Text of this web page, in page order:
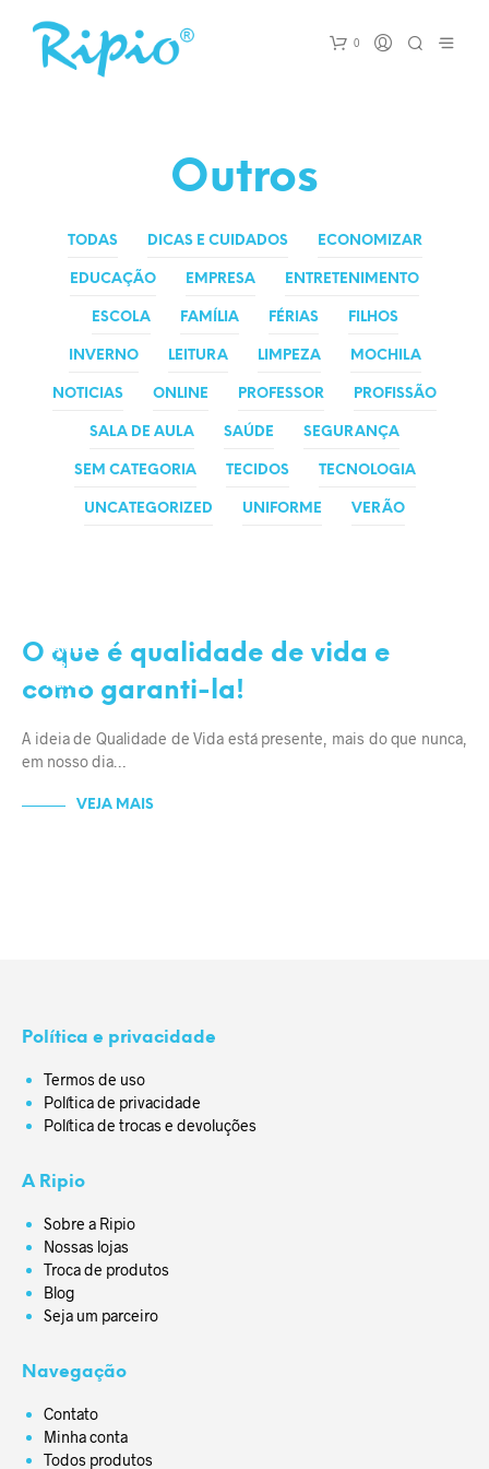
0
Outros
TODAS DICAS E CUIDADOS ECONOMIZAR
EDUCAÇÃO EMPRESA ENTRETENIMENTO
ESCOLA FAMÍLIA FÉRIAS FILHOS
INVERNO LEITURA LIMPEZA MOCHILA
NOTICIAS ONLINE PROFESSOR PROFISSÃO
SALA DE AULA SAÚDE SEGURANÇA
SEM CATEGORIA TECIDOS TECNOLOGIA
UNCATEGORIZED UNIFORME VERÃO
FAMÍLIA
FÉRIAS
FILHOS
SAÚDE
O que é qualidade de vida e
como garanti-la!
A ideia de Qualidade de Vida está presente, mais do que nunca,
em nosso dia…
VEJA MAIS
Política e privacidade
Termos de uso
Política de privacidade
Política de trocas e devoluções
A Ripio
Sobre a Ripio
Nossas lojas
Troca de produtos
Blog
Seja um parceiro
Navegação
Contato
Minha conta
Todos produtos